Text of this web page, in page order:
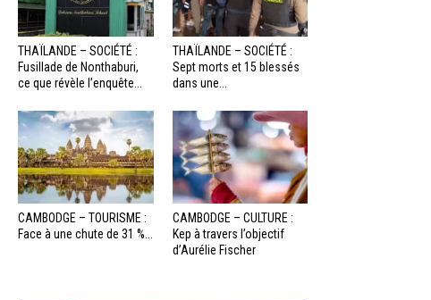
THAÏLANDE – SOCIÉTÉ :
Fusillade de Nonthaburi,
ce que révèle l’enquête...
THAÏLANDE – SOCIÉTÉ :
Sept morts et 15 blessés
dans une...
CAMBODGE – TOURISME :
Face à une chute de 31 %...
CAMBODGE – CULTURE :
Kep à travers l’objectif
d’Aurélie Fischer